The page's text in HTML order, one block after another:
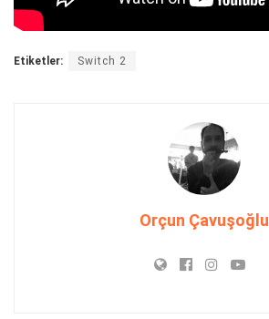
Etiketler: Switch 2
Orçun Çavuşoğlu